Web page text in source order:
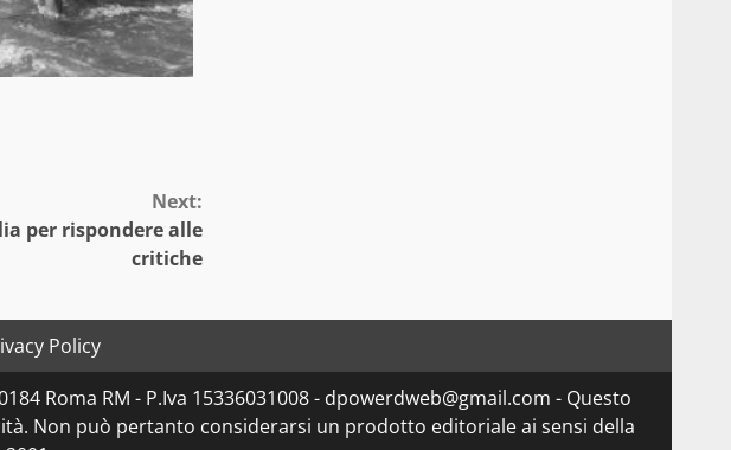
Next:
per rispondere alle
critiche
Policy
Roma RM - P.Iva 15336031008 - dpowerdweb@gmail.com - Questo
Non può pertanto considerarsi un prodotto editoriale ai sensi della